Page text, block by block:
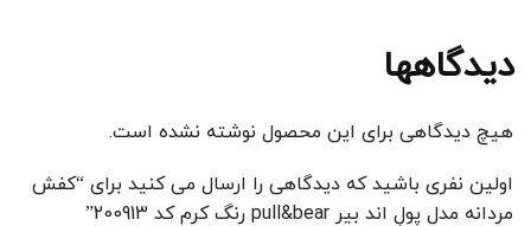
دیدگاهها
هیچ دیدگاهی برای این محصول نوشته نشده است.
اولین نفری باشید که دیدگاهی را ارسال می کنید برای “کفش
مردانه مدل پولِ اند بیر pull&bear رنگ کرم کد 200913”